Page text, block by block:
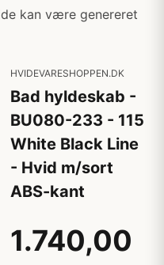
kan være genereret
HVIDEVARESHOPPEN.DK
Bad hyldeskab -
BU080-233 - 115
White Black Line
- Hvid m/sort
ABS-kant
1.740,00